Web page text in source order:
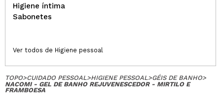
Higiene íntima
Sabonetes
Ver todos de Higiene pessoal
TOPO>CUIDADO PESSOAL>HIGIENE PESSOAL>GÉIS DE BANHO>
NACOMI - GEL DE BANHO REJUVENESCEDOR - MIRTILO E
FRAMBOESA